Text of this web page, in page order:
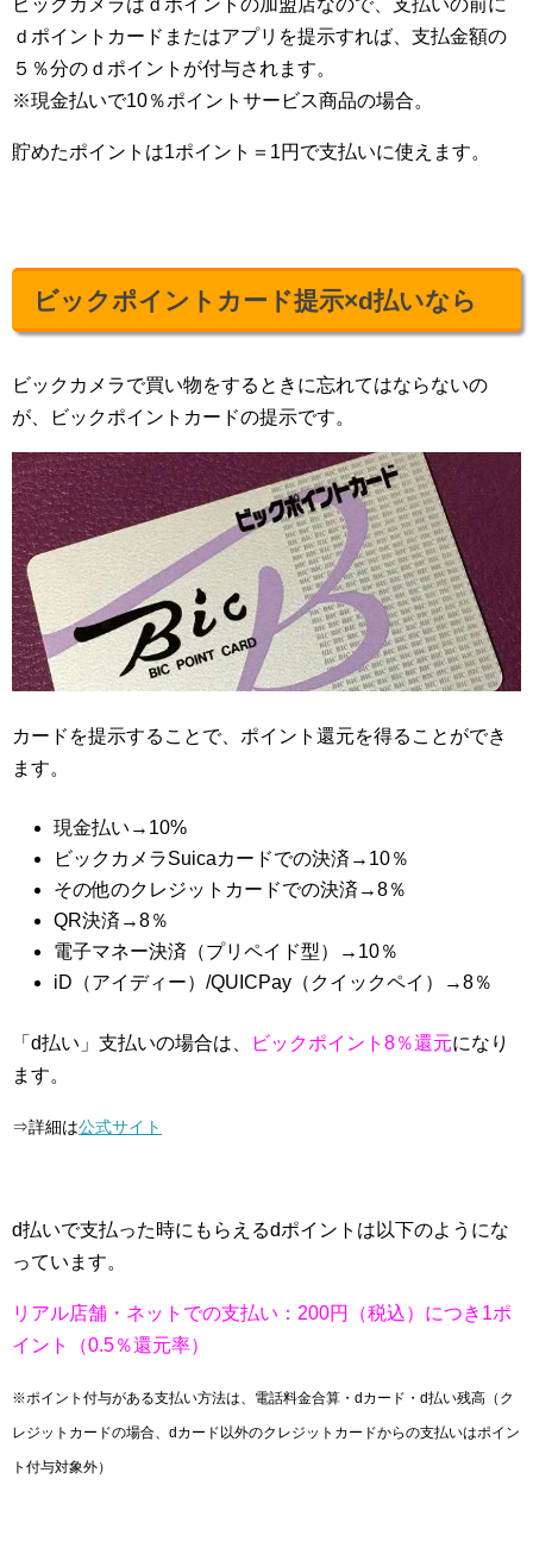
ｄポイントカードまたはアプリを提示すれば、支払金額の
５％分のｄポイントが付与されます。
※現金払いで10％ポイントサービス商品の場合。
貯めたポイントは1ポイント＝1円で支払いに使えます。
ビックポイントカード提示×d払いなら
ビックカメラで買い物をするときに忘れてはならないの
が、ビックポイントカードの提示です。
カードを提示することで、ポイント還元を得ることができ
ます。
現金払い→10%
ビックカメラSuicaカードでの決済→10％
その他のクレジットカードでの決済→8％
QR決済→8％
電子マネー決済（プリペイド型）→10％
iD（アイディー）/QUICPay（クイックペイ）→8％
「d払い」支払いの場合は、 ビックポイント8％還元になり
ます。
⇒詳細は公式サイト
d払いで支払った時にもらえるdポイントは以下のようにな
っています。
リアル店舗・ネットでの支払い：200円（税込）につき1ポ
イント（0.5％還元率）
※ポイント付与がある支払い方法は、電話料金合算・dカード・d払い残高（ク
レジットカードの場合、dカード以外のクレジットカードからの支払いはポイン
ト付与対象外）